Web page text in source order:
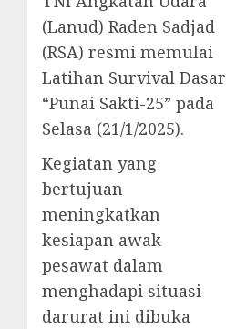
(Lanud) Raden Sadjad
(RSA) resmi memulai
Latihan Survival Dasar
“Punai Sakti-25” pada
Selasa (21/1/2025).
Kegiatan yang
bertujuan
meningkatkan
kesiapan awak
pesawat dalam
menghadapi situasi
darurat ini dibuka